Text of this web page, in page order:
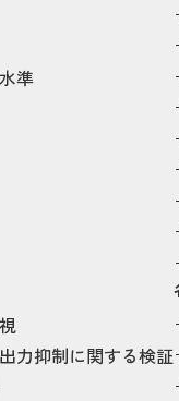
準
力抑制に関する検証